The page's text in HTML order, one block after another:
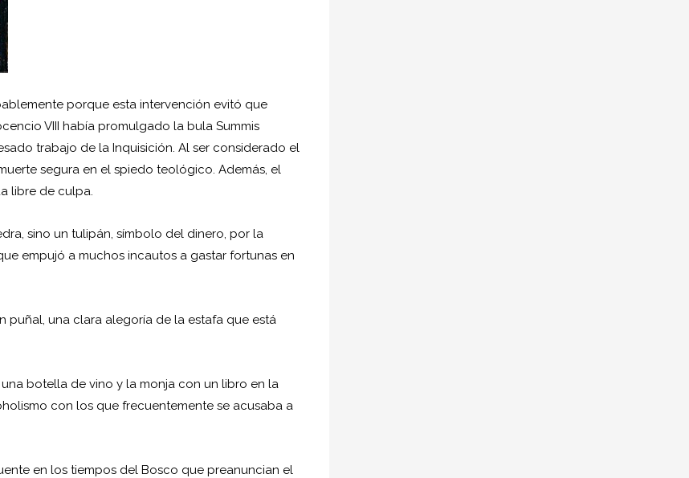
porque esta intervención evitó que
VIII había promulgado la bula Summis
trabajo de la Inquisición. Al ser considerado el
segura en el spiedo teológico. Además, el
libre de culpa.
sino un tulipán, símbolo del dinero, por la
empujó a muchos incautos a gastar fortunas en
puñal, una clara alegoría de la estafa que está
botella de vino y la monja con un libro en la
con los que frecuentemente se acusaba a
en los tiempos del Bosco que preanuncian el